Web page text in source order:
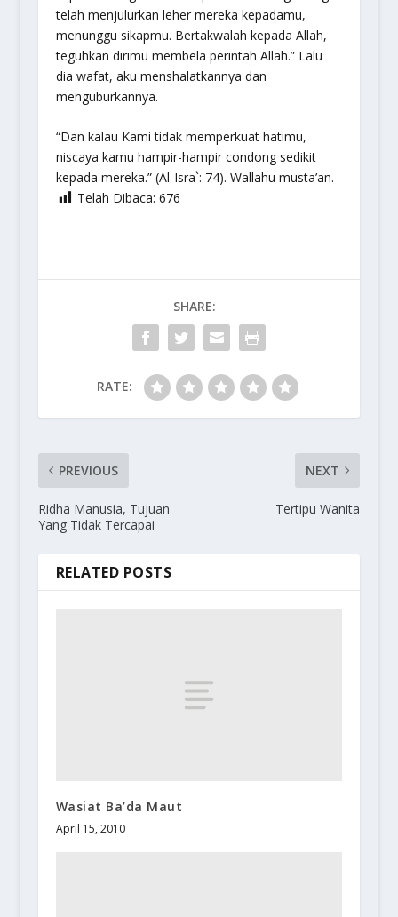
telah menjulurkan leher mereka kepadamu,
menunggu sikapmu. Bertakwalah kepada Allah,
teguhkan dirimu membela perintah Allah.” Lalu
dia wafat, aku menshalatkannya dan
menguburkannya.
“Dan kalau Kami tidak memperkuat hatimu,
niscaya kamu hampir-hampir condong sedikit
kepada mereka.” (Al-Isra`: 74). Wallahu musta’an.
Telah Dibaca: 676
SHARE:
RATE:
PREVIOUS
Ridha Manusia, Tujuan
Yang Tidak Tercapai
NEXT
Tertipu Wanita
RELATED POSTS
Wasiat Ba’da Maut
April 15, 2010